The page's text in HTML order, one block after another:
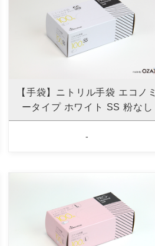
【手袋】ニトリル手袋 エコノミ
ータイプ ホワイト SS 粉なし
-